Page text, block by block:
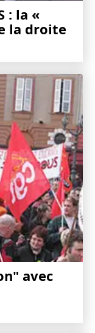
: la «
la droite
avec